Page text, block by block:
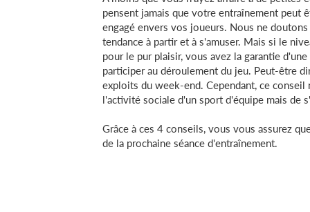
pensent jamais que votre entraînement peut
engagé envers vos joueurs. Nous ne
tendance à partir et à s'amuser. Mais si le
pour le pur plaisir, vous avez la garantie
participer au déroulement du jeu. Peut-être
exploits du week-end. Cependant, ce
l'activité sociale d'un sport d'équipe mais de
Grâce à ces 4 conseils, vous vous assurez
de la prochaine séance d'entraînement.